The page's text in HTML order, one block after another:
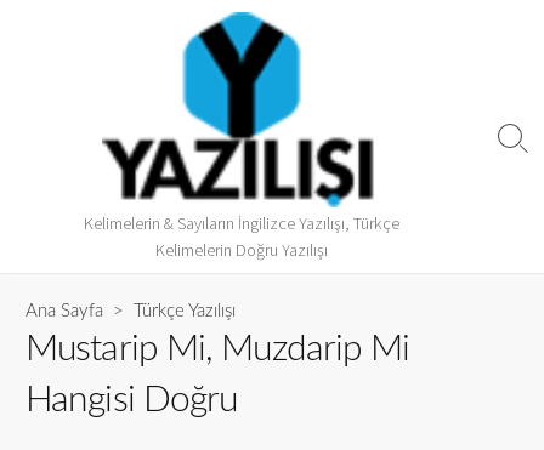
Kelimelerin & Sayıların İngilizce Yazılışı, Türkçe
Kelimelerin Doğru Yazılışı
Ana Sayfa > Türkçe Yazılışı
Mustarip Mi, Muzdarip Mi
Hangisi Doğru